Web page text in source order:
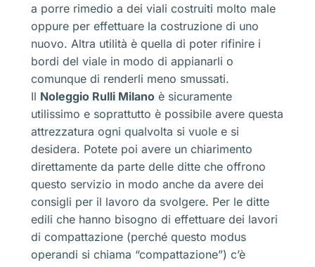
a porre rimedio a dei viali costruiti molto male
oppure per effettuare la costruzione di uno
nuovo. Altra utilità è quella di poter rifinire i
bordi del viale in modo di appianarli o
comunque di renderli meno smussati.
Il Noleggio Rulli Milano è sicuramente
utilissimo e soprattutto è possibile avere questa
attrezzatura ogni qualvolta si vuole e si
desidera. Potete poi avere un chiarimento
direttamente da parte delle ditte che offrono
questo servizio in modo anche da avere dei
consigli per il lavoro da svolgere. Per le ditte
edili che hanno bisogno di effettuare dei lavori
di compattazione (perché questo modus
operandi si chiama “compattazione”) c’è